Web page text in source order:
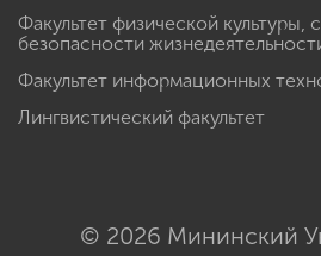
Факультет физической культуры,
безопасности
Факультет информационных
Лингвистический факультет
© 2026 Мининский